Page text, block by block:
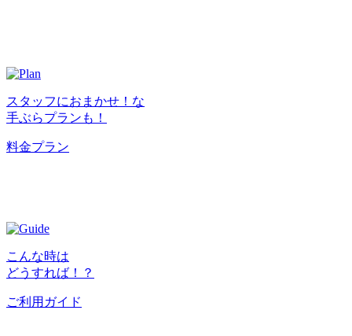
スタッフにおまかせ！な
手ぶらプランも！
料金プラン
こんな時は
どうすれば！？
ご利用ガイド